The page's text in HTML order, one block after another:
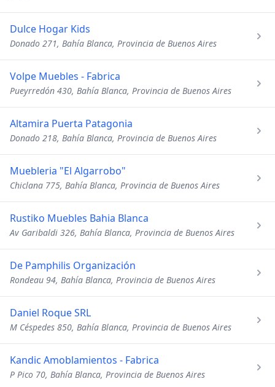
Dulce Hogar Kids
Donado 271, Bahía Blanca, Provincia de Buenos Aires
Volpe Muebles - Fabrica
Pueyrredón 430, Bahía Blanca, Provincia de Buenos Aires
Altamira Puerta Patagonia
Donado 218, Bahía Blanca, Provincia de Buenos Aires
Muebleria "El Algarrobo"
Chiclana 775, Bahía Blanca, Provincia de Buenos Aires
Rustiko Muebles Bahia Blanca
Av Garibaldi 326, Bahía Blanca, Provincia de Buenos Aires
De Pamphilis Organización
Rondeau 94, Bahía Blanca, Provincia de Buenos Aires
Daniel Roque SRL
M Céspedes 850, Bahía Blanca, Provincia de Buenos Aires
Kandic Amoblamientos - Fabrica
P Pico 70, Bahía Blanca, Provincia de Buenos Aires